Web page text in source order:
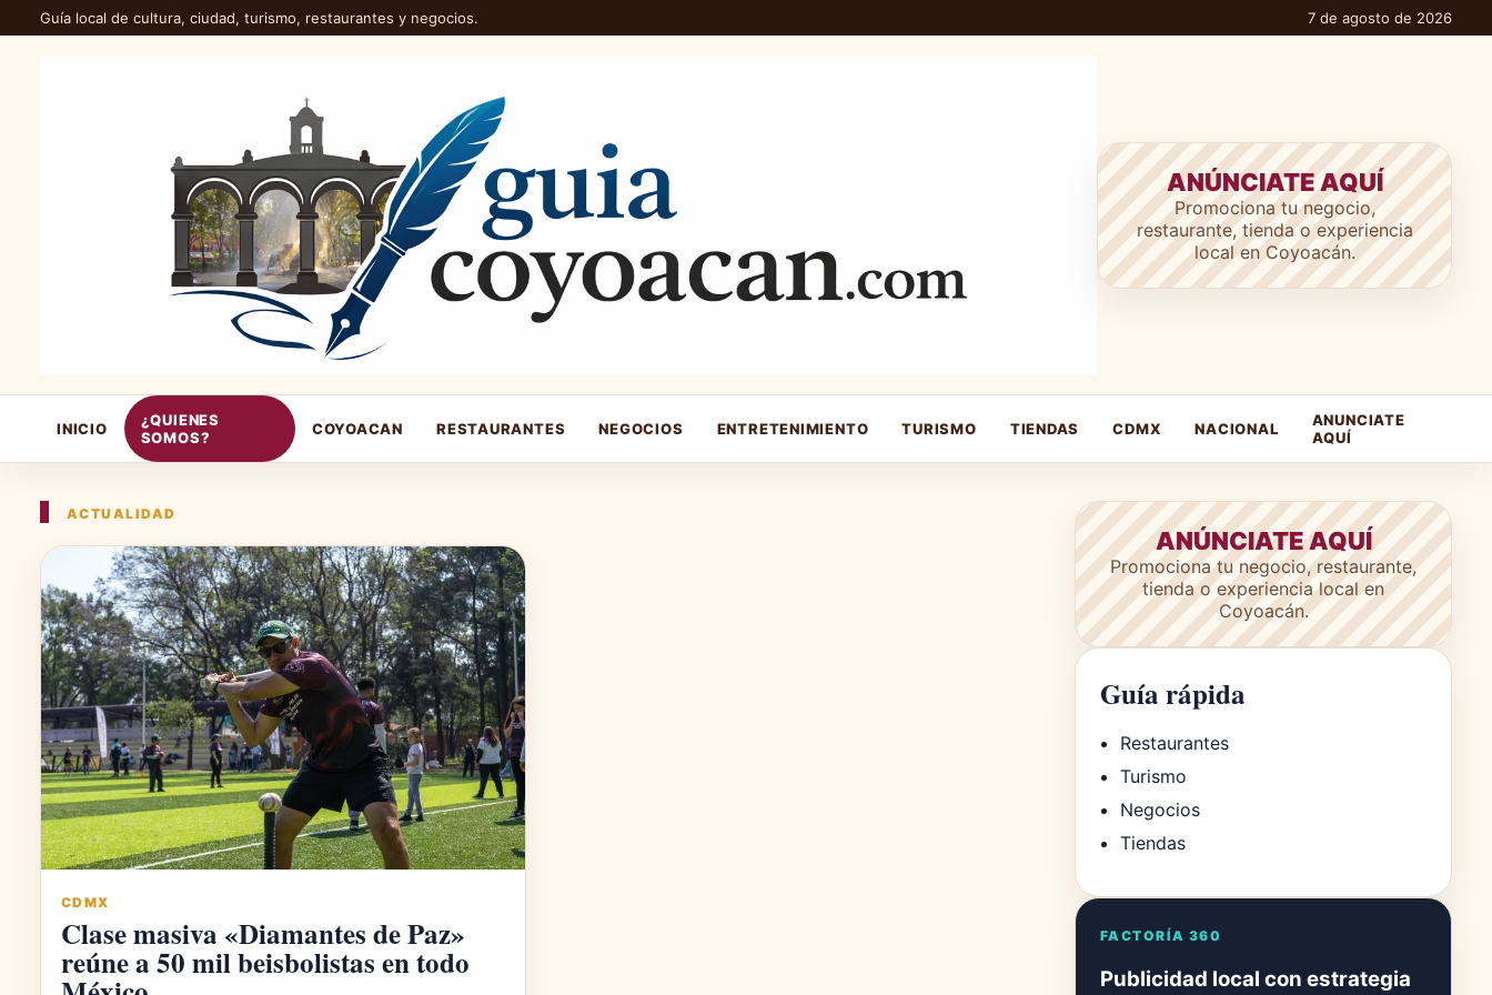
Guía local de cultura, ciudad, turismo, restaurantes y negocios. 7 de agosto de 2026
ANÚNCIATE AQUÍ
Promociona tu negocio,
restaurante, tienda o experiencia
local en Coyoacán.
INICIO
¿QUIENES
SOMOS?
COYOACAN RESTAURANTES NEGOCIOS ENTRETENIMIENTO TURISMO TIENDAS CDMX NACIONAL
ANUNCIATE
AQUÍ
ACTUALIDAD
CDMX
Clase masiva «Diamantes de Paz»
reúne a 50 mil beisbolistas en todo
ANÚNCIATE AQUÍ
Promociona tu negocio, restaurante,
tienda o experiencia local en
Coyoacán.
Guía rápida
Restaurantes
Turismo
Negocios
Tiendas
FACTORÍA 360
Publicidad local con estrategia